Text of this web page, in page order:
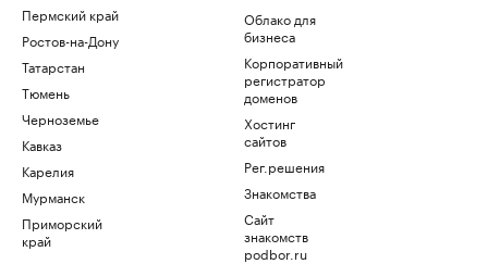
Пермский край
Ростов-на-Дону
Татарстан
Тюмень
Черноземье
Кавказ
Карелия
Мурманск
Приморский
край
Облако для
бизнеса
Корпоративный
регистратор
доменов
Хостинг
сайтов
Рег.решения
Знакомства
Сайт
знакомств
podbor.ru